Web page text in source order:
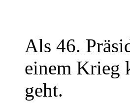
Als 46.
einem Krieg
geht.